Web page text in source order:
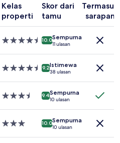
Kelas
properti
Skor dari
tamu
Termasuk
sarapan
Properti
10.0Sempurna
11 ulasan
Properti
9.2Istimewa
38 ulasan
Properti
9.4Sempurna
10 ulasan
Properti
10.0Sempurna
10 ulasan